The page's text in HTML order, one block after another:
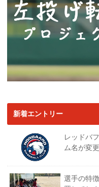
新着エントリー
レッドバ
ム名が変
選手の特